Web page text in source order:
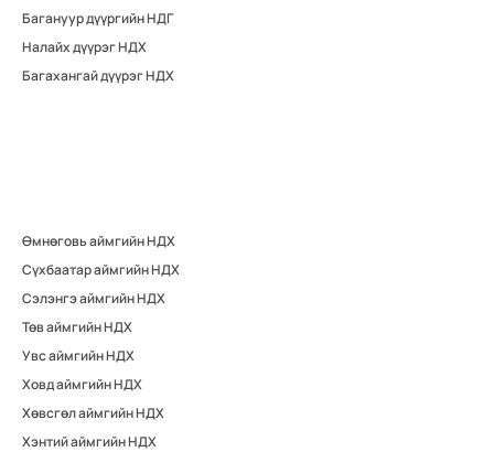
Багануур дүүргийн НДГ
Налайх дүүрэг НДХ
Багахангай дүүрэг НДХ
Өмнөговь аймгийн НДХ
Сүхбаатар аймгийн НДХ
Сэлэнгэ аймгийн НДХ
Төв аймгийн НДХ
Увс аймгийн НДХ
Ховд аймгийн НДХ
Хөвсгөл аймгийн НДХ
Хэнтий аймгийн НДХ